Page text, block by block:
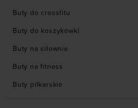
Buty do crossfitu
Buty do koszykówki
Buty na siłownie
Buty na fitness
Buty piłkarskie